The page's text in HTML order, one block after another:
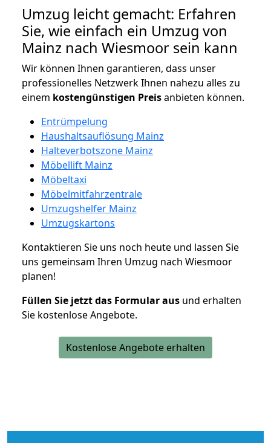
Umzug leicht gemacht: Erfahren
Sie, wie einfach ein Umzug von
Mainz nach Wiesmoor sein kann
Wir können Ihnen garantieren, dass unser
professionelles Netzwerk Ihnen nahezu alles zu
einem kostengünstigen Preisanbieten können.
Entrümpelung
Haushaltsauflösung Mainz
Halteverbotszone Mainz
Möbellift Mainz
Möbeltaxi
Möbelmitfahrzentrale
Umzugshelfer Mainz
Umzugskartons
Kontaktieren Sie uns noch heute und lassen Sie
uns gemeinsam Ihren Umzug nach Wiesmoor
planen!
Füllen Sie jetzt das Formular aus und erhalten
Sie kostenlose Angebote.
Kostenlose Angebote erhalten